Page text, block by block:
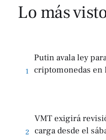
Lo más
1
Putin avala ley
criptomonedas en
2
VMT exigirá
carga desde el